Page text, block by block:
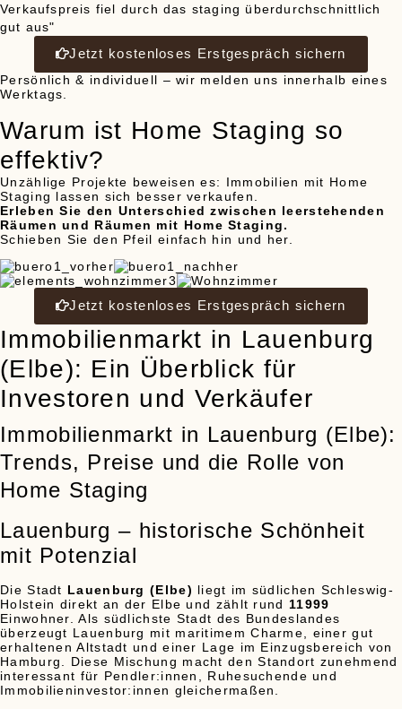
Verkaufspreis fiel durch das staging überdurchschnittlich
gut aus"
Jetzt kostenloses Erstgespräch sichern
Persönlich & individuell – wir melden uns innerhalb eines
Werktags.
Warum ist Home Staging so
effektiv?
Unzählige Projekte beweisen es: Immobilien mit Home
Staging lassen sich besser verkaufen.
Erleben Sie den Unterschied zwischen leerstehenden
Räumen und Räumen mit Home Staging.
Schieben Sie den Pfeil einfach hin und her.
Jetzt kostenloses Erstgespräch sichern
Immobilienmarkt in Lauenburg
(Elbe): Ein Überblick für
Investoren und Verkäufer
Immobilienmarkt in Lauenburg (Elbe):
Trends, Preise und die Rolle von
Home Staging
Lauenburg – historische Schönheit
mit Potenzial
Die Stadt Lauenburg (Elbe) liegt im südlichen Schleswig-
Holstein direkt an der Elbe und zählt rund 11999
Einwohner. Als südlichste Stadt des Bundeslandes
überzeugt Lauenburg mit maritimem Charme, einer gut
erhaltenen Altstadt und einer Lage im Einzugsbereich von
Hamburg. Diese Mischung macht den Standort zunehmend
interessant für Pendler:innen, Ruhesuchende und
Immobilieninvestor:innen gleichermaßen.